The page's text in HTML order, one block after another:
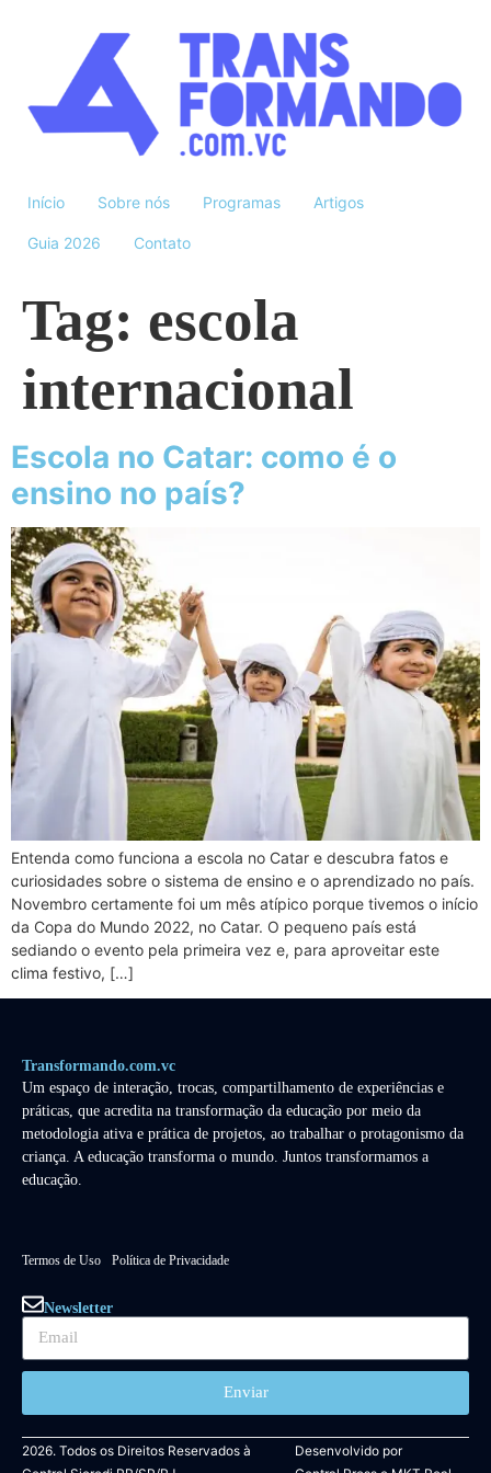
Início Sobre nós Programas Artigos
Guia 2026 Contato
Tag: escola
internacional
Escola no Catar: como é o
ensino no país?
Entenda como funciona a escola no Catar e descubra fatos e
curiosidades sobre o sistema de ensino e o aprendizado no país.
Novembro certamente foi um mês atípico porque tivemos o início
da Copa do Mundo 2022, no Catar. O pequeno país está
sediando o evento pela primeira vez e, para aproveitar este
clima festivo, […]
Transformando.com.vc
Um espaço de interação, trocas, compartilhamento de experiências e
práticas, que acredita na transformação da educação por meio da
metodologia ativa e prática de projetos, ao trabalhar o protagonismo da
criança. A educação transforma o mundo. Juntos transformamos a
educação.
Termos de Uso Política de Privacidade
Newsletter
Enviar
2026. Todos os Direitos Reservados à
Desenvolvido por